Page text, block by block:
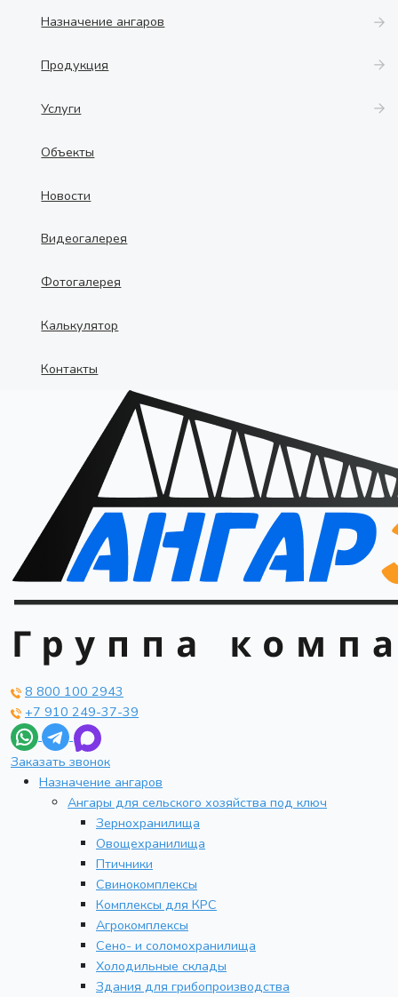
Назначение ангаров
Продукция
Услуги
Объекты
Новости
Видеогалерея
Фотогалерея
Калькулятор
Контакты
8 800 100 2943
+7 910 249-37-39
Заказать звонок
Назначение ангаров
Ангары для сельского хозяйства под ключ
Зернохранилища
Овощехранилища
Птичники
Свинокомплексы
Комплексы для КРС
Агрокомплексы
Сено- и соломохранилища
Холодильные склады
Здания для грибопроизводства